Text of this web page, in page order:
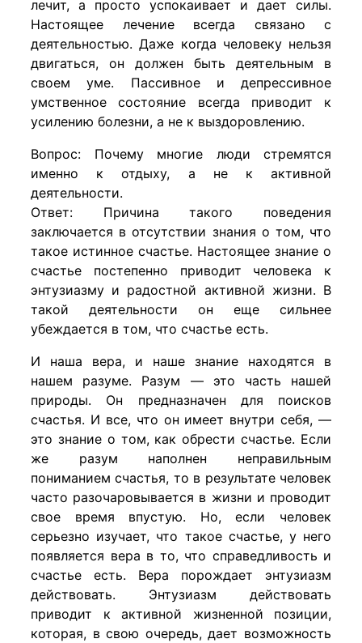
лечит, а просто успокаивает и дает силы.
Настоящее лечение всегда связано с
деятельностью. Даже когда человеку нельзя
двигаться, он должен быть деятельным в
своем уме. Пассивное и депрессивное
умственное состояние всегда приводит к
усилению болезни, а не к выздоровлению.
Вопрос: Почему многие люди стремятся
именно к отдыху, а не к активной
деятельности.
Ответ: Причина такого поведения
заключается в отсутствии знания о том, что
такое истинное счастье. Настоящее знание о
счастье постепенно приводит человека к
энтузиазму и радостной активной жизни. В
такой деятельности он еще сильнее
убеждается в том, что счастье есть.
И наша вера, и наше знание находятся в
нашем разуме. Разум — это часть нашей
природы. Он предназначен для поисков
счастья. И все, что он имеет внутри себя, —
это знание о том, как обрести счастье. Если
же разум наполнен неправильным
пониманием счастья, то в результате человек
часто разочаровывается в жизни и проводит
свое время впустую. Но, если человек
серьезно изучает, что такое счастье, у него
появляется вера в то, что справедливость и
счастье есть. Вера порождает энтузиазм
действовать. Энтузиазм действовать
приводит к активной жизненной позиции,
которая, в свою очередь, дает возможность